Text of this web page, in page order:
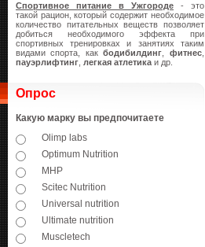
Спортивное питание в Ужгороде - это
такой рацион, который содержит необходимое
количество питательных веществ позволяет
добиться необходимого эффекта при
спортивных тренировках и занятиях таким
видами спорта, какбодибилдинг фитнес
пауэрлифтинг легкая атлетика и др.
Опрос
Какую марку вы предпочитаете
Olimp labs
Optimum Nutrition
MHP
Scitec Nutrition
Universal nutrition
Ultimate nutrition
Muscletech